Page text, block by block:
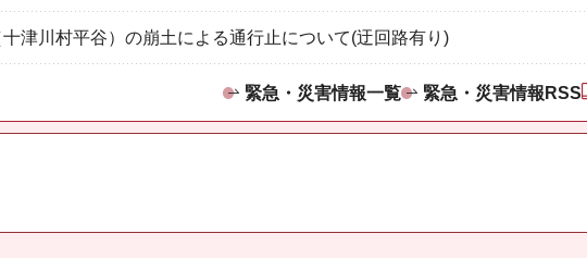
津川村平谷）の崩土による通行止について(迂回路有り)
緊急・災害情報一覧 緊急・災害情報RSS